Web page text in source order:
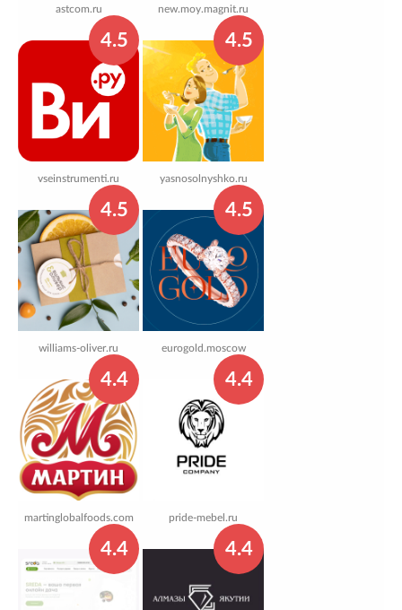
astcom.ru new.moy.magnit.ru
4.5
vseinstrumenti.ru
4.5
yasnosolnyshko.ru
4.5
williams-oliver.ru
4.5
eurogold.moscow
4.4
martinglobalfoods.com
4.4
pride-mebel.ru
4.4 4.4